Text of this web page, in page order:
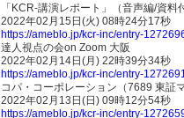
「KCR-講演レポート」（音声編/資
2022年02月15日(火) 08時24分17秒
https://ameblo.jp/kcr-inc/entry-
達人視点の会on Zoom 大阪
2022年02月14日(月) 22時39分34秒
https://ameblo.jp/kcr-inc/entry-
コパ・コーポレーション（7689 東証
2022年02月13日(日) 09時12分54秒
https://ameblo.jp/kcr-inc/entry-